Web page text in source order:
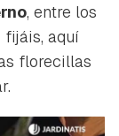
, entre los
fijáis, aquí
florecillas